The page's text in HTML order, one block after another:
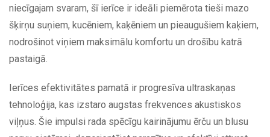
niecīgajam svaram, šī ierīce ir ideāli piemērota tieši mazo
šķirņu suņiem, kucēniem, kaķēniem un pieaugušiem kaķiem,
nodrošinot viņiem maksimālu komfortu un drošību katrā
pastaigā.
Ierīces efektivitātes pamatā ir progresīva ultraskaņas
tehnoloģija, kas izstaro augstas frekvences akustiskos
viļņus. Šie impulsi rada spēcīgu kairinājumu ērču un blusu